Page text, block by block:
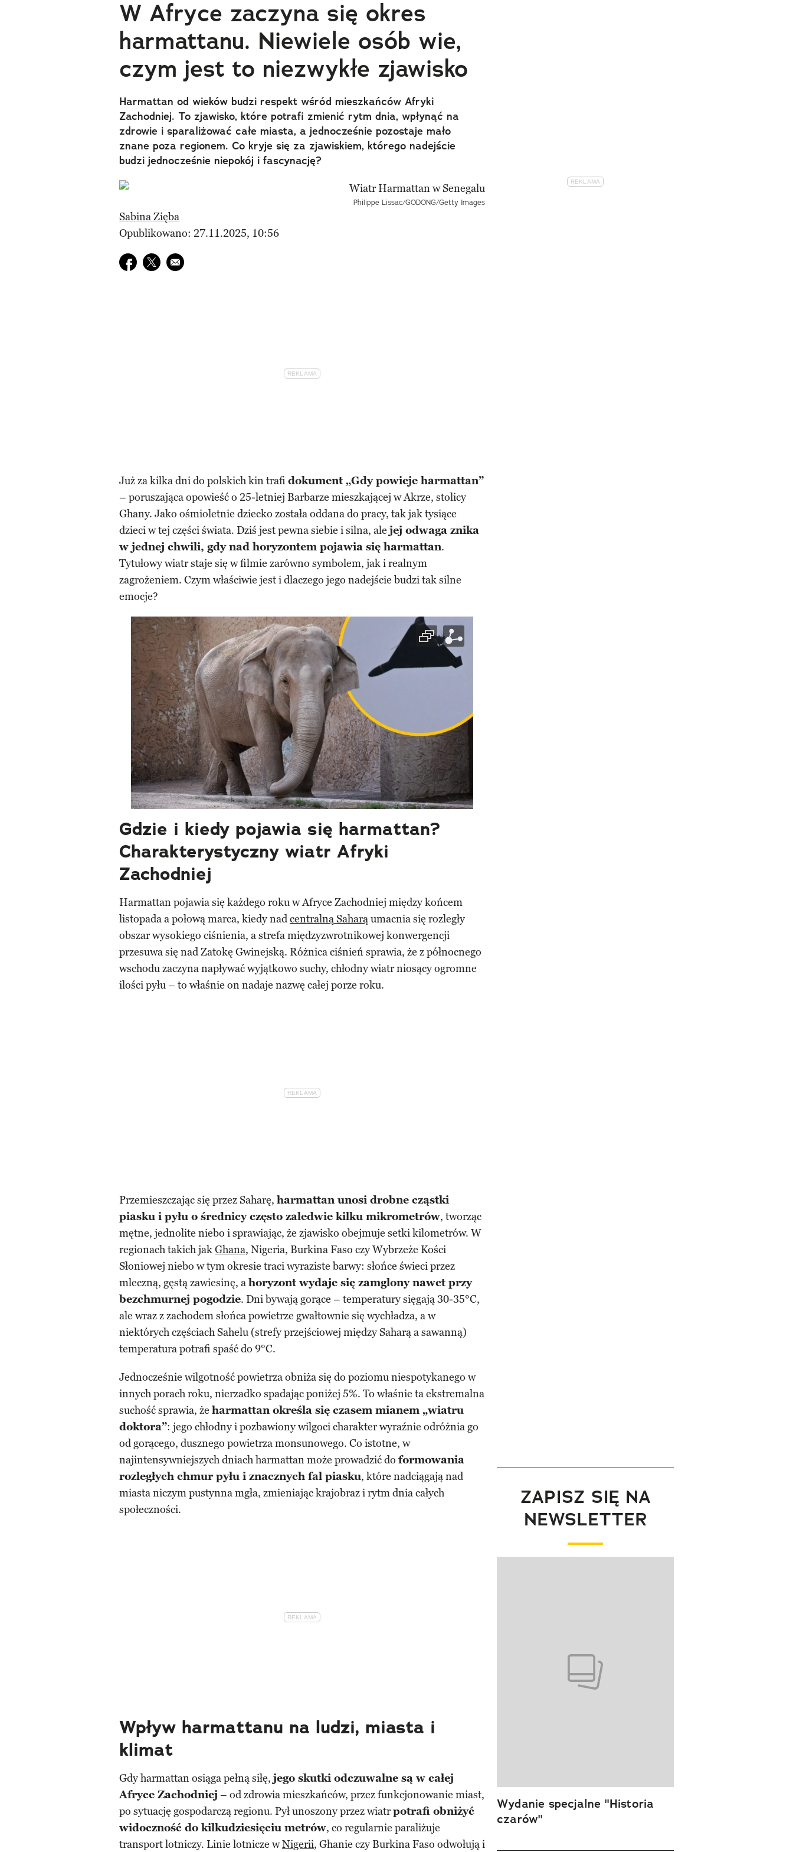
W Afryce zaczyna się okres
harmattanu. Niewiele osób wie,
czym jest to niezwykłe zjawisko
Harmattan od wieków budzi respekt wśród mieszkańców Afryki
Zachodniej. To zjawisko, które potrafi zmienić rytm dnia, wpłynąć na
zdrowie i sparaliżować całe miasta, a jednocześnie pozostaje mało
znane poza regionem. Co kryje się za zjawiskiem, którego nadejście
budzi jednocześnie niepokój i fascynację?
Philippe Lissac/GODONG/Getty Images
Sabina Zięba
Opublikowano: 27.11.2025, 10:56
Udostępnij na facebook
Udostępnij na twitter
E-mail do przyjaciela
Już za kilka dni do polskich kin trafi dokument „Gdy powieje harmattan”
– poruszająca opowieść o 25-letniej Barbarze mieszkającej w Akrze, stolicy
Ghany. Jako ośmioletnie dziecko została oddana do pracy, tak jak tysiące
dzieci w tej części świata. Dziś jest pewna siebie i silna, ale jej odwaga znika
w jednej chwili, gdy nad horyzontem pojawia się harmattan.
Tytułowy wiatr staje się w filmie zarówno symbolem, jak i realnym
zagrożeniem. Czym właściwie jest i dlaczego jego nadejście budzi tak silne
emocje?
Gdzie i kiedy pojawia się harmattan?
Charakterystyczny wiatr Afryki
Zachodniej
Harmattan pojawia się każdego roku w Afryce Zachodniej między końcem
listopada a połową marca, kiedy nadcentralną Saharąumacnia się rozległy
obszar wysokiego ciśnienia, a strefa międzyzwrotnikowej konwergencji
przesuwa się nad Zatokę Gwinejską. Różnica ciśnień sprawia, że z północnego
wschodu zaczyna napływać wyjątkowo suchy, chłodny wiatr niosący ogromne
ilości pyłu – to właśnie on nadaje nazwę całej porze roku.
Przemieszczając się przez Saharę, harmattan unosi drobne cząstki
piasku i pyłu o średnicy często zaledwie kilku mikrometrów, tworząc
mętne, jednolite niebo i sprawiając, że zjawisko obejmuje setki kilometrów. W
regionach takich jakGhana, Nigeria, Burkina Faso czy Wybrzeże Kości
Słoniowej niebo w tym okresie traci wyraziste barwy: słońce świeci przez
mleczną, gęstą zawiesinę, ahoryzont wydaje się zamglony nawet przy
bezchmurnej pogodzie. Dni bywają gorące – temperatury sięgają 30-35°C,
ale wraz z zachodem słońca powietrze gwałtownie się wychładza, a w
niektórych częściach Sahelu (strefy przejściowej między Saharą a sawanną)
temperatura potrafi spaść do 9°C.
Jednocześnie wilgotność powietrza obniża się do poziomu niespotykanego w
innych porach roku, nierzadko spadając poniżej 5%. To właśnie ta ekstremalna
suchość sprawia, że harmattan określa się czasem mianem „wiatru
doktora”: jego chłodny i pozbawiony wilgoci charakter wyraźnie odróżnia go
od gorącego, dusznego powietrza monsunowego. Co istotne, w
najintensywniejszych dniach harmattan może prowadzić do formowania
rozległych chmur pyłu i znacznych fal piasku, które nadciągają nad
miasta niczym pustynna mgła, zmieniając krajobraz i rytm dnia całych
społeczności.
Wpływ harmattanu na ludzi, miasta i
klimat
Gdy harmattan osiąga pełną siłę, jego skutki odczuwalne są w całej
Afryce Zachodniej – od zdrowia mieszkańców, przez funkcjonowanie miast,
po sytuację gospodarczą regionu. Pył unoszony przez wiatrpotrafi obniżyć
widoczność do kilkudziesięciu metrów, co regularnie paraliżuje
transport lotniczy. Linie lotnicze wNigerii, Ghanie czy Burkina Faso odwołują i
ZAPISZ SIĘ NA
NEWSLETTER
Wydanie specjalne "Historia
czarów"